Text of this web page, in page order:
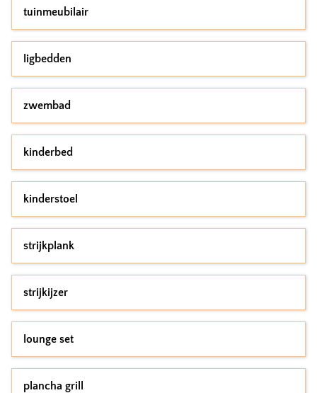
tuinmeubilair
ligbedden
zwembad
kinderbed
kinderstoel
strijkplank
strijkijzer
lounge set
plancha grill